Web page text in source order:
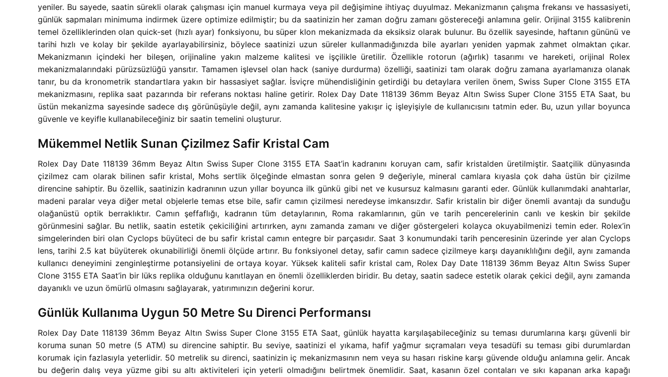
yeniler. Bu sayede, saatin sürekli olarak çalışması için manuel kurmaya veya pil değişimine ihtiyaç duyulmaz. Mekanizmanın çalışma frekansı ve hassasiyeti,
günlük sapmaları minimuma indirmek üzere optimize edilmiştir; bu da saatinizin her zaman doğru zamanı göstereceği anlamına gelir. Orijinal 3155 kalibrenin
temel özelliklerinden olan quick-set (hızlı ayar) fonksiyonu, bu süper klon mekanizmada da eksiksiz olarak bulunur. Bu özellik sayesinde, haftanın gününü ve
tarihi hızlı ve kolay bir şekilde ayarlayabilirsiniz, böylece saatinizi uzun süreler kullanmadığınızda bile ayarları yeniden yapmak zahmet olmaktan çıkar.
Mekanizmanın içindeki her bileşen, orijinaline yakın malzeme kalitesi ve işçilikle üretilir. Özellikle rotorun (ağırlık) tasarımı ve hareketi, orijinal Rolex
mekanizmalarındaki pürüzsüzlüğü yansıtır. Tamamen işlevsel olan hack (saniye durdurma) özelliği, saatinizi tam olarak doğru zamana ayarlamanıza olanak
tanır, bu da kronometrik standartlara yakın bir hassasiyet sağlar. İsviçre mühendisliğinin getirdiği bu detaylara verilen önem, Swiss Super Clone 3155 ETA
mekanizmasını, replika saat pazarında bir referans noktası haline getirir. Rolex Day Date 118139 36mm Beyaz Altın Swiss Super Clone 3155 ETA Saat, bu
üstün mekanizma sayesinde sadece dış görünüşüyle değil, aynı zamanda kalitesine yakışır iç işleyişiyle de kullanıcısını tatmin eder. Bu, uzun yıllar boyunca
güvenle ve keyifle kullanabileceğiniz bir saatin temelini oluşturur.
Mükemmel Netlik Sunan Çizilmez Safir Kristal Cam
Rolex Day Date 118139 36mm Beyaz Altın Swiss Super Clone 3155 ETA Saat’in kadranını koruyan cam, safir kristalden üretilmiştir. Saatçilik dünyasında
çizilmez cam olarak bilinen safir kristal, Mohs sertlik ölçeğinde elmastan sonra gelen 9 değeriyle, mineral camlara kıyasla çok daha üstün bir çizilme
direncine sahiptir. Bu özellik, saatinizin kadranının uzun yıllar boyunca ilk günkü gibi net ve kusursuz kalmasını garanti eder. Günlük kullanımdaki anahtarlar,
madeni paralar veya diğer metal objelerle temas etse bile, safir camın çizilmesi neredeyse imkansızdır. Safir kristalin bir diğer önemli avantajı da sunduğu
olağanüstü optik berraklıktır. Camın şeffaflığı, kadranın tüm detaylarının, Roma rakamlarının, gün ve tarih pencerelerinin canlı ve keskin bir şekilde
görünmesini sağlar. Bu netlik, saatin estetik çekiciliğini artırırken, aynı zamanda zamanı ve diğer göstergeleri kolayca okuyabilmenizi temin eder. Rolex’in
simgelerinden biri olan Cyclops büyüteci de bu safir kristal camın entegre bir parçasıdır. Saat 3 konumundaki tarih penceresinin üzerinde yer alan Cyclops
lens, tarihi 2.5 kat büyüterek okunabilirliği önemli ölçüde artırır. Bu fonksiyonel detay, safir camın sadece çizilmeye karşı dayanıklılığını değil, aynı zamanda
kullanıcı deneyimini zenginleştirme potansiyelini de ortaya koyar. Yüksek kaliteli safir kristal cam, Rolex Day Date 118139 36mm Beyaz Altın Swiss Super
Clone 3155 ETA Saat’in bir lüks replika olduğunu kanıtlayan en önemli özelliklerden biridir. Bu detay, saatin sadece estetik olarak çekici değil, aynı zamanda
dayanıklı ve uzun ömürlü olmasını sağlayarak, yatırımınızın değerini korur.
Günlük Kullanıma Uygun 50 Metre Su Direnci Performansı
Rolex Day Date 118139 36mm Beyaz Altın Swiss Super Clone 3155 ETA Saat, günlük hayatta karşılaşabileceğiniz su teması durumlarına karşı güvenli bir
koruma sunan 50 metre (5 ATM) su direncine sahiptir. Bu seviye, saatinizi el yıkama, hafif yağmur sıçramaları veya tesadüfi su teması gibi durumlardan
korumak için fazlasıyla yeterlidir. 50 metrelik su direnci, saatinizin iç mekanizmasının nem veya su hasarı riskine karşı güvende olduğu anlamına gelir. Ancak
bu değerin dalış veya yüzme gibi su altı aktiviteleri için yeterli olmadığını belirtmek önemlidir. Saat, kasanın özel contaları ve sıkı kapanan arka kapağı